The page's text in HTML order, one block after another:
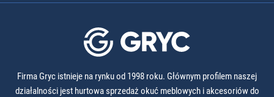
Firma Gryc istnieje na rynku od 1998 roku. Głównym profilem naszej
działalności jest hurtowa sprzedaż okuć meblowych i akcesoriów do